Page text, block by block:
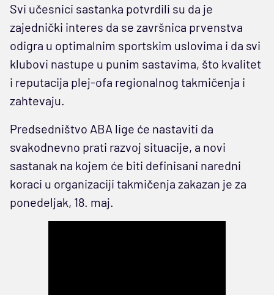
Svi učesnici sastanka potvrdili su da je
zajednički interes da se završnica prvenstva
odigra u optimalnim sportskim uslovima i da svi
klubovi nastupe u punim sastavima, što kvalitet
i reputacija plej-ofa regionalnog takmičenja i
zahtevaju.
Predsedništvo ABA lige će nastaviti da
svakodnevno prati razvoj situacije, a novi
sastanak na kojem će biti definisani naredni
koraci u organizaciji takmičenja zakazan je za
ponedeljak, 18. maj.